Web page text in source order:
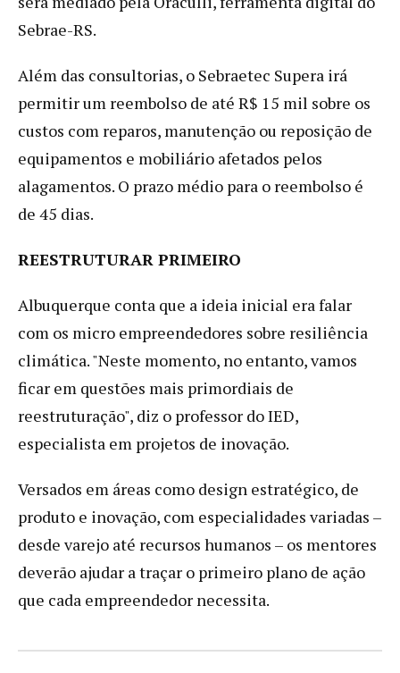
Sebrae-RS.
Além das consultorias, o Sebraetec Supera irá
permitir um reembolso de até R$ 15 mil sobre os
custos com reparos, manutenção ou reposição de
equipamentos e mobiliário afetados pelos
alagamentos. O prazo médio para o reembolso é
de 45 dias.
REESTRUTURAR PRIMEIRO
Albuquerque conta que a ideia inicial era falar
com os micro empreendedores sobre resiliência
climática. "Neste momento, no entanto, vamos
ficar em questões mais primordiais de
reestruturação", diz o professor do IED,
especialista em projetos de inovação.
Versados em áreas como design estratégico, de
produto e inovação, com especialidades variadas –
desde varejo até recursos humanos – os mentores
deverão ajudar a traçar o primeiro plano de ação
que cada empreendedor necessita.